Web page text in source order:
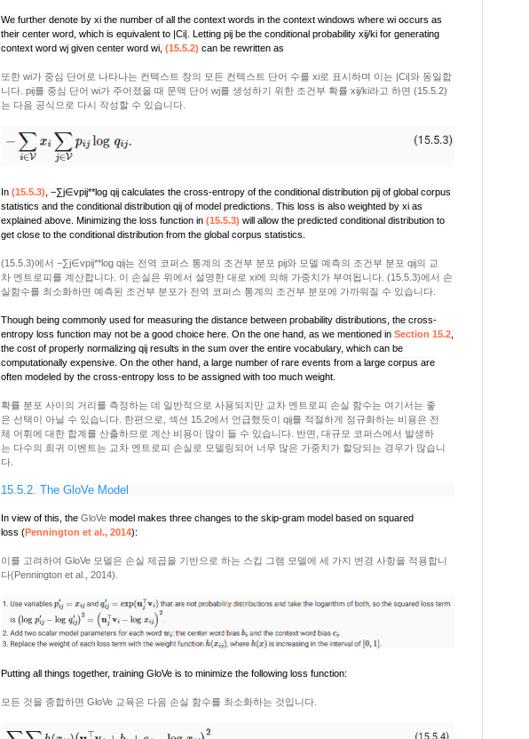
We further denote by xi the number of all the context words in the context windows where wi occurs as
their center word, which is equivalent to |Ci| . Letting pij be the conditional probability xij/ki for generating
context word wj given center word wi (15.5.2) can be rewritten as
또한 wi가 중심 단어로 나타나는 컨텍스트 창의 모든 컨텍스트 단어 수를 xi로 표시하며 이는 |Ci|와 동일합
니다. pij를 중심 단어 wi가 주어졌을 때 문맥 단어 wj를 생성하기 위한 조건부 확률 xij/ki라고 하면 (15.5.2)
는 다음 공식으로 다시 작성할 수 있습니다.
In (15.5.3) −∑j∈vpij**log qij calculates the cross-entropy of the conditional distribution pij of global corpus
statistics and the conditional distribution qij of model predictions. This loss is also weighted by xi as
explained above. Minimizing the loss function in (15.5.3) will allow the predicted conditional distribution to
get close to the conditional distribution from the global corpus statistics.
(15.5.3)에서 −∑j∈vpij**log qij는 전역 코퍼스 통계의 조건부 분포 pij와 모델 예측의 조건부 분포 qij의 교
차 엔트로피를 계산합니다. 이 손실은 위에서 설명한 대로 xi에 의해 가중치가 부여됩니다. (15.5.3)에서 손
실함수를 최소화하면 예측된 조건부 분포가 전역 코퍼스 통계의 조건부 분포에 가까워질 수 있습니다.
Though being commonly used for measuring the distance between probability distributions, the cross-
entropy loss function may not be a good choice here. On the one hand, as we mentioned in Section 15.2
the cost of properly normalizing qij results in the sum over the entire vocabulary, which can be
computationally expensive. On the other hand, a large number of rare events from a large corpus are
often modeled by the cross-entropy loss to be assigned with too much weight.
확률 분포 사이의 거리를 측정하는 데 일반적으로 사용되지만 교차 엔트로피 손실 함수는 여기서는 좋
은 선택이 아닐 수 있습니다. 한편으로, 섹션 15.2에서 언급했듯이 qij를 적절하게 정규화하는 비용은 전
체 어휘에 대한 합계를 산출하므로 계산 비용이 많이 들 수 있습니다. 반면, 대규모 코퍼스에서 발생하
는 다수의 희귀 이벤트는 교차 엔트로피 손실로 모델링되어 너무 많은 가중치가 할당되는 경우가 많습니
다.
15.5.2. The GloVe Model
In view of this, the GloVe model makes three changes to the skip-gram model based on squared
loss (Pennington et al., 2014):
이를 고려하여 GloVe 모델은 손실 제곱을 기반으로 하는 스킵 그램 모델에 세 가지 변경 사항을 적용합니
다(Pennington et al., 2014).
Putting all things together, training GloVe is to minimize the following loss function:
모든 것을 종합하면 GloVe 교육은 다음 손실 함수를 최소화하는 것입니다.